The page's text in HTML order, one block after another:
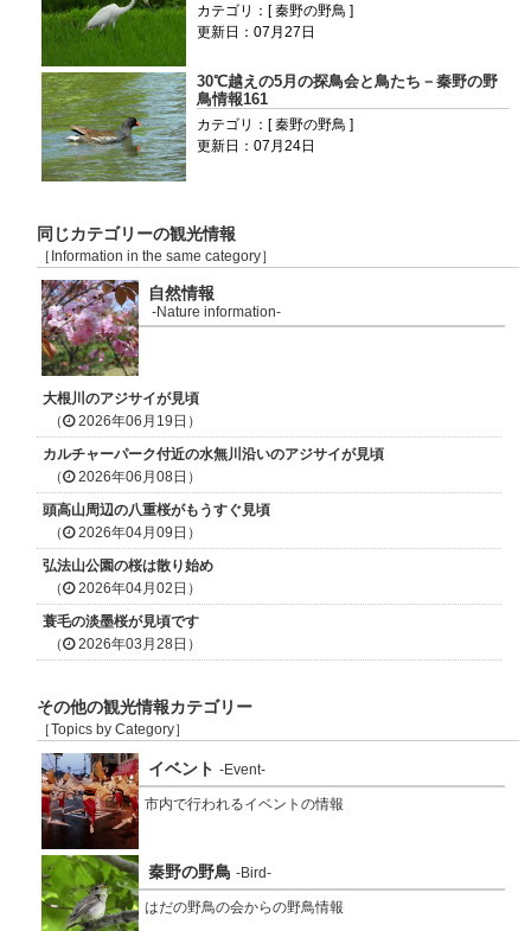
カテゴリ：[ 秦野の野鳥 ]
更新日：07月27日
30℃越えの5月の探鳥会と鳥たち－秦野の野
鳥情報161
カテゴリ：[ 秦野の野鳥 ]
更新日：07月24日
同じカテゴリーの観光情報
［Information in the same category］
自然情報
-Nature information-
大根川のアジサイが見頃
（
2026年06月19日）
カルチャーパーク付近の水無川沿いのアジサイが見頃
（
2026年06月08日）
頭高山周辺の八重桜がもうすぐ見頃
（
2026年04月09日）
弘法山公園の桜は散り始め
（
2026年04月02日）
蓑毛の淡墨桜が見頃です
（
2026年03月28日）
その他の観光情報カテゴリー
［Topics by Category］
イベント -Event-
市内で行われるイベントの情報
秦野の野鳥 -Bird-
はだの野鳥の会からの野鳥情報